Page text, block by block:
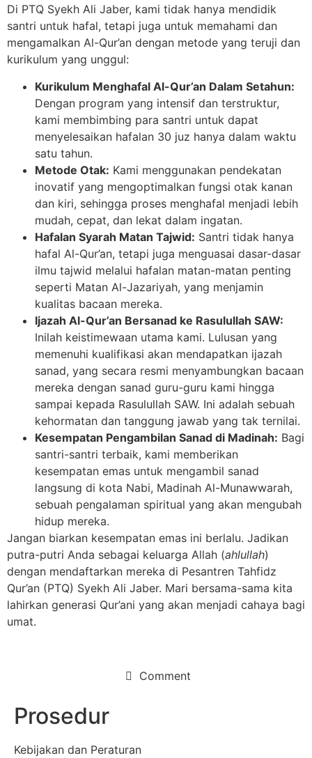
Di PTQ Syekh Ali Jaber, kami tidak hanya mendidik
santri untuk hafal, tetapi juga untuk memahami dan
mengamalkan Al-Qur’an dengan metode yang teruji dan
kurikulum yang unggul:
Kurikulum Menghafal Al-Qur’an Dalam Setahun:
Dengan program yang intensif dan terstruktur,
kami membimbing para santri untuk dapat
menyelesaikan hafalan 30 juz hanya dalam waktu
satu tahun.
Metode Otak: Kami menggunakan pendekatan
inovatif yang mengoptimalkan fungsi otak kanan
dan kiri, sehingga proses menghafal menjadi lebih
mudah, cepat, dan lekat dalam ingatan.
Hafalan Syarah Matan Tajwid: Santri tidak hanya
hafal Al-Qur’an, tetapi juga menguasai dasar-dasar
ilmu tajwid melalui hafalan matan-matan penting
seperti Matan Al-Jazariyah, yang menjamin
kualitas bacaan mereka.
Ijazah Al-Qur’an Bersanad ke Rasulullah SAW:
Inilah keistimewaan utama kami. Lulusan yang
memenuhi kualifikasi akan mendapatkan ijazah
sanad, yang secara resmi menyambungkan bacaan
mereka dengan sanad guru-guru kami hingga
sampai kepada Rasulullah SAW. Ini adalah sebuah
kehormatan dan tanggung jawab yang tak ternilai.
Kesempatan Pengambilan Sanad di Madinah: Bagi
santri-santri terbaik, kami memberikan
kesempatan emas untuk mengambil sanad
langsung di kota Nabi, Madinah Al-Munawwarah,
sebuah pengalaman spiritual yang akan mengubah
hidup mereka.
Jangan biarkan kesempatan emas ini berlalu. Jadikan
putra-putri Anda sebagai keluarga Allah (ahlullah)
dengan mendaftarkan mereka di Pesantren Tahfidz
Qur’an (PTQ) Syekh Ali Jaber. Mari bersama-sama kita
lahirkan generasi Qur’ani yang akan menjadi cahaya bagi
umat.
Comment
Prosedur
Kebijakan dan Peraturan